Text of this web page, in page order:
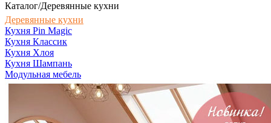
Каталог/Деревянные кухни
Деревянные кухни
Кухня Pin Magic
Кухня Классик
Кухня Хлоя
Кухня Шампань
Модульная мебель